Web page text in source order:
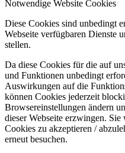
Notwendige Website Cookies
Diese Cookies sind unbedingt
Webseite verfügbaren Dienste
stellen.
Da diese Cookies für die auf
und Funktionen unbedingt
Auswirkungen auf die
können Cookies jederzeit
Browsereinstellungen ändern
dieser Webseite erzwingen.
Cookies zu akzeptieren /
erneut besuchen.